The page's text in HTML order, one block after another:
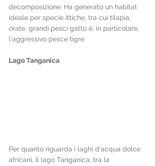
decomposizione. Ha generato un habitat
ideale per specie ittiche, tra cui tilapia,
orate, grandi pesci gatto e, in particolare,
l'aggressivo pesce tigre.
Lago Tanganica
Per quanto riguarda i laghi d'acqua dolce
africani, il lago Tanganica, tra la